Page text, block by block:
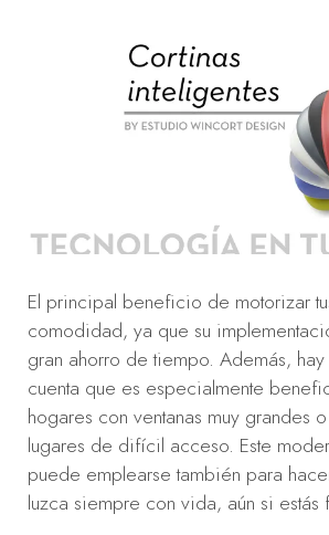
El principal beneficio de motorizar
comodidad, ya que su
gran ahorro de tiempo. Además,
cuenta que es especialmente
hogares con ventanas muy grandes
lugares de difícil acceso. Este
puede emplearse también para
luzca siempre con vida, aún si estás